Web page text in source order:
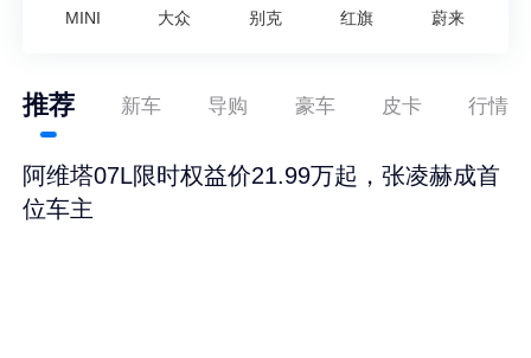
MINI 大众 别克 红旗 蔚来
推荐 新车 导购 豪车 皮卡 行情
阿维塔07L限时权益价21.99万起，张凌赫成首
位车主